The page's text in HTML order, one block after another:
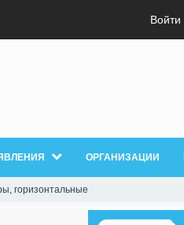
Войти
ОРГАНИЗАЦИИ
горизонтальные